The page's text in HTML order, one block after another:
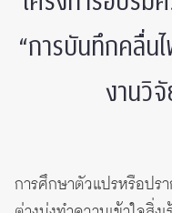
“การบันทึกคลื่น
งานวิ
การศึกษาตัวแปรหรือป